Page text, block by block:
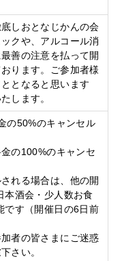
しおとなじかんの会
クや、アルコール消
善の注意を払って開
ります。ご参加者様
となると思います
します。
の50%のキャンセル
の100%のキャンセ
れる場合は、他の開
本酒会・少人数お食
です（開催日の6日前
者の皆さまにご迷惑
さい。